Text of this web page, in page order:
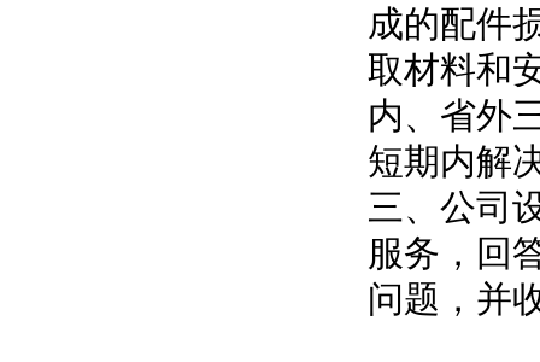
成的配件
取材料和
内、省外
短期内解
三、公司
服务，回
问题，并